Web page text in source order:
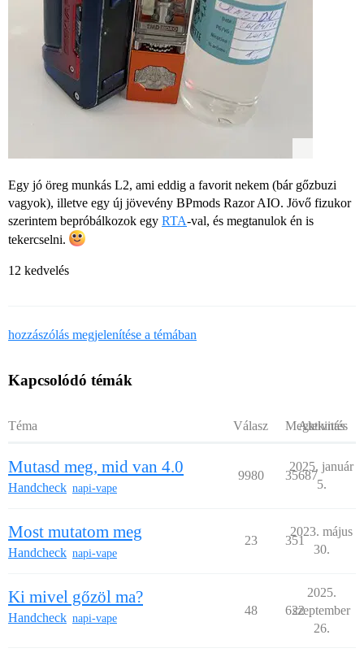
Egy jó öreg munkás L2, ami eddig a favorit nekem (bár gőzbuzi
vagyok), illetve egy új jövevény BPmods Razor AIO. Jövő fizukor
szerintem bepróbálkozok egy RTA-val, és megtanulok én is
tekercselni.
12 kedvelés
hozzászólás megjelenítése a témában
Kapcsolódó témák
Téma Válasz Megtekintés
Aktivitás
Mutasd meg, mid van 4.0
Handcheck napi-vape
9980 35687
2025. január
5.
Most mutatom meg
Handcheck napi-vape
23 351
2023. május
30.
Ki mivel gőzöl ma?
Handcheck napi-vape
48 622
2025.
szeptember
26.